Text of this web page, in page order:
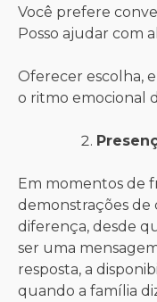
Você prefere
Posso ajudar com
Oferecer escolha,
o ritmo emocional
Em momentos de
demonstrações de
diferença, desde
ser uma
resposta, a
quando a família